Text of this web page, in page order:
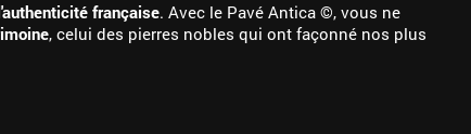
française. Avec le Pavé Antica ©, vous ne
, celui des pierres nobles qui ont façonné nos plus